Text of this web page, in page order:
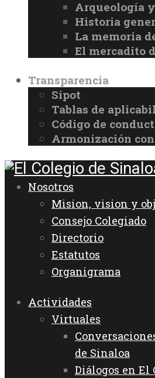
Arqueología
Historia
La memoria
El mercadito
Transparencia
Sipot
Tablas de
Código de
Armonización
Nosotros
Mision, vision y
Consejo Colegiado
Directorio
Estatutos
Organigrama
Actividades
Virtuales
de Sinaloa
Diálogos en El